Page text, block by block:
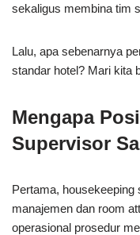
sekaligus membina tim
Lalu, apa sebenarnya
standar hotel? Mari kita
Mengapa
Supervisor
Pertama, housekeeping
manajemen dan room
operasional prosedur